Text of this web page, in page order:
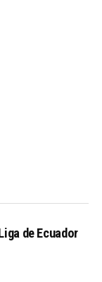
de Ecuador